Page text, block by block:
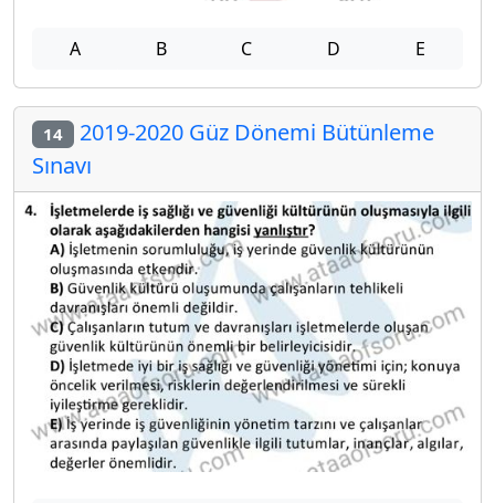
A B C D E
14 2019-2020 Güz Dönemi Bütünleme
Sınavı